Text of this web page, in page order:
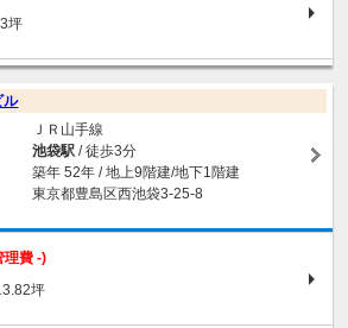
坪
ル
ＪＲ山手線
池袋駅/ 徒歩3分
築年 52年 / 地上9階建/地下1階建
東京都豊島区西池袋3-25-8
理費 -)
坪